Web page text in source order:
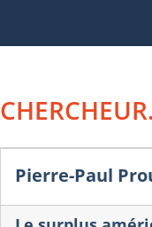
Pierre-Paul